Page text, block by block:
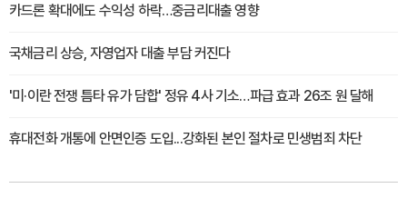
카드론 확대에도 수익성 하락…중금리대출 영향
국채금리 상승, 자영업자 대출 부담 커진다
'미·이란 전쟁 틈타 유가 담합' 정유 4사 기소…파급 효과 26조 원 달해
휴대전화 개통에 안면인증 도입...강화된 본인 절차로 민생범죄 차단